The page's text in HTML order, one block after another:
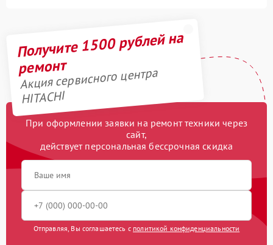
Получите 1500 рублей на
ремонт
Акция сервисного центра
HITACHI
При оформлении заявки на ремонт техники через
сайт,
действует персональная бессрочная скидка
Отправляя, Вы соглашаетесь с политикой конфиденциальности